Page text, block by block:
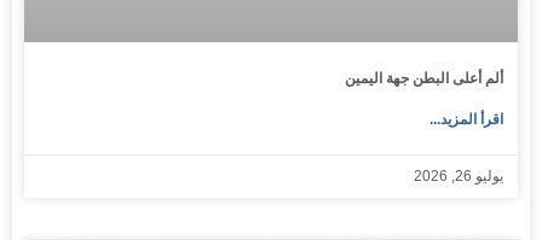
ألم أعلى البطن جهة اليمين
اقرأ المزيد...
يوليو 26, 2026